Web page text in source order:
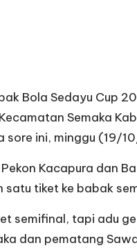
Bola Sedayu Cup
Semaka
sore ini, minggu (19/
Kacapura dan
satu tiket ke babak
semifinal, tapi adu
dan pematang